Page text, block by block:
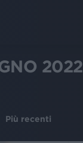
2022
Più recenti